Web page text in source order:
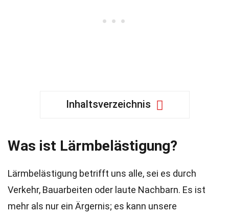
Inhaltsverzeichnis
Was ist Lärmbelästigung?
Lärmbelästigung betrifft uns alle, sei es durch
Verkehr, Bauarbeiten oder laute Nachbarn. Es ist
mehr als nur ein Ärgernis; es kann unsere